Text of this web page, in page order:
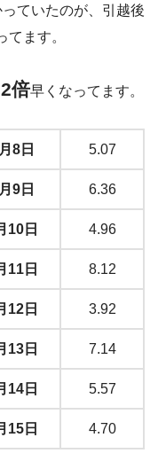
ていたのが、引越後
ます。
2倍早くなってます。
8日 5.07
9日 6.36
10日 4.96
11日 8.12
12日 3.92
13日 7.14
14日 5.57
15日 4.70